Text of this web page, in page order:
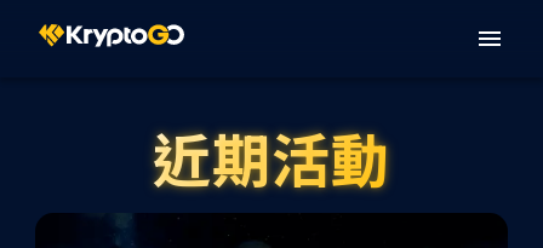
近期活動